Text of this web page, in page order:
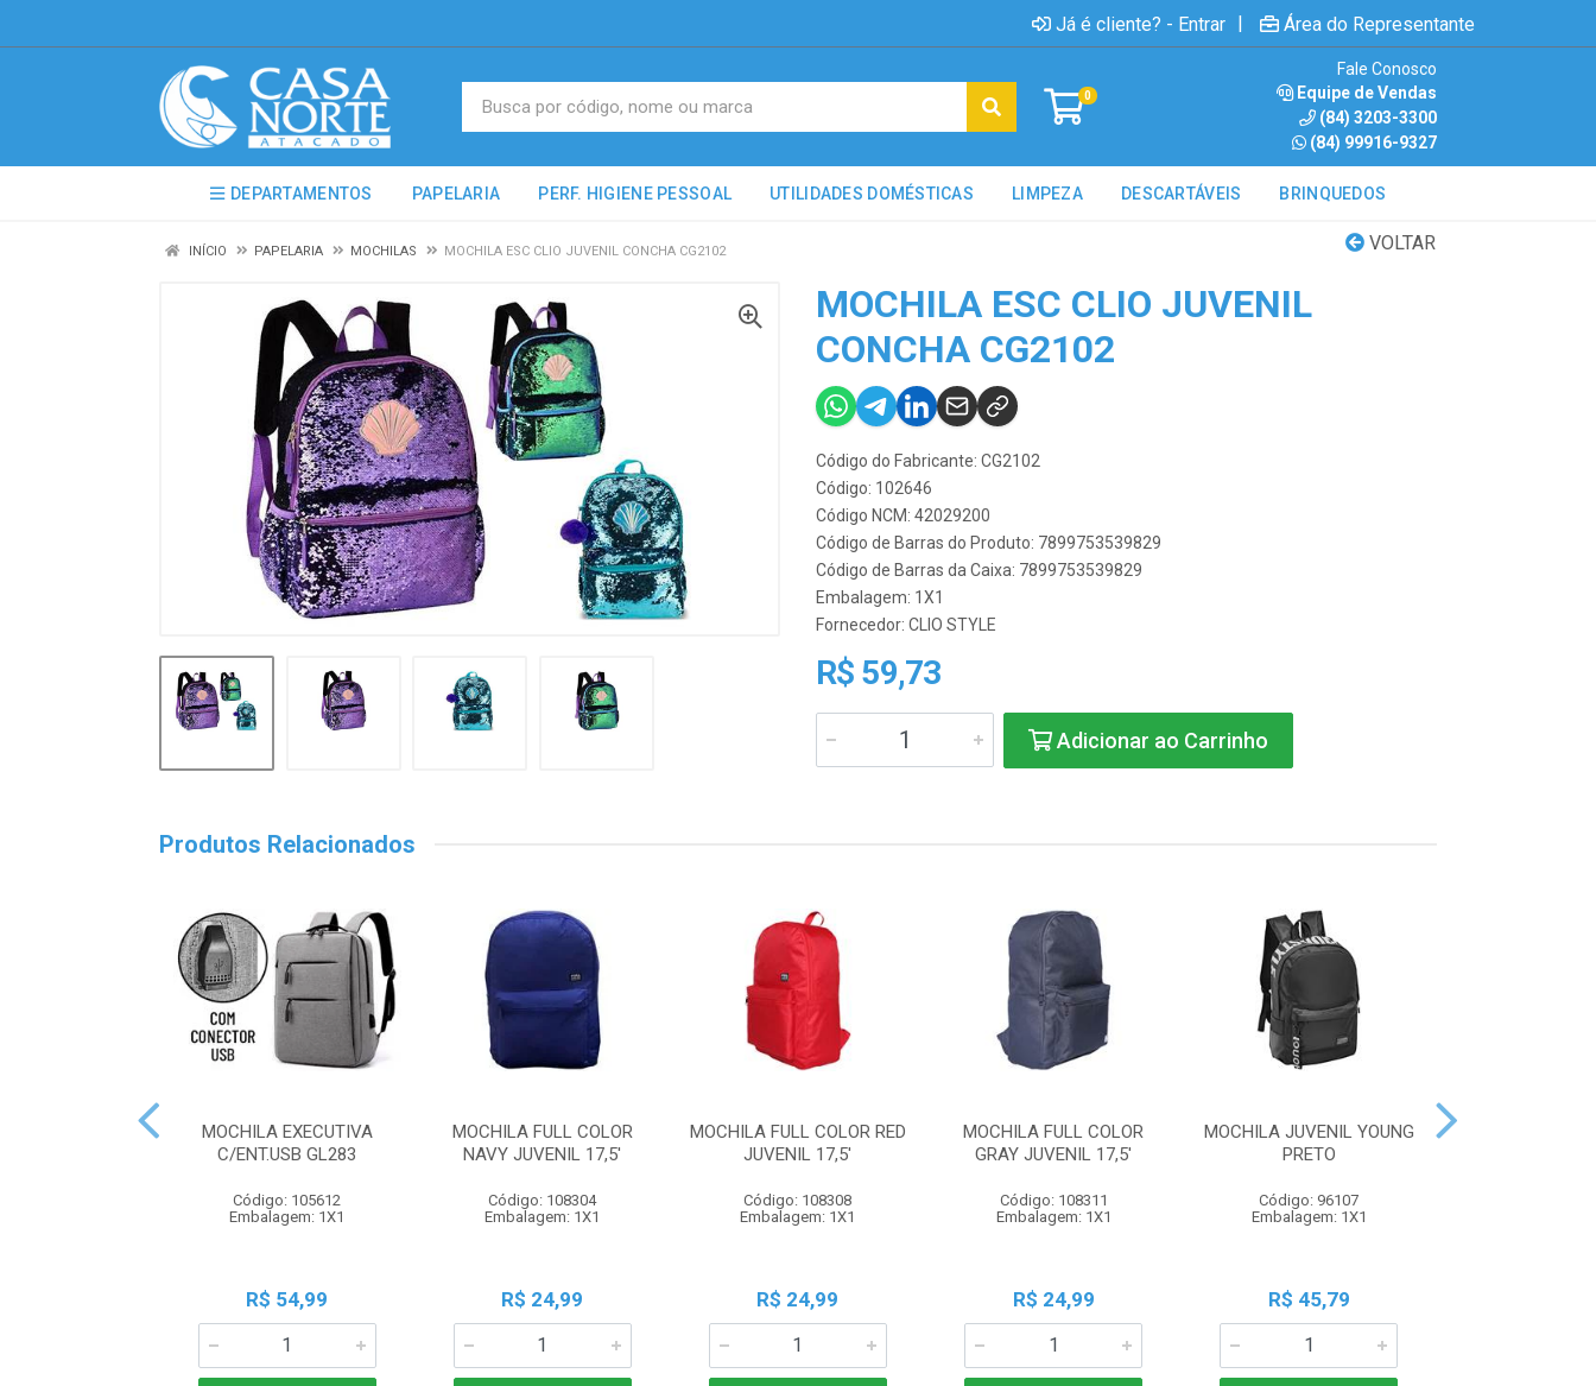
Já é cliente? - Entrar | Área do Representante
0
Fale Conosco
Equipe de Vendas
(84) 3203-3300
(84) 99916-9327
DEPARTAMENTOS PAPELARIA PERF. HIGIENE PESSOAL UTILIDADES DOMÉSTICAS LIMPEZA DESCARTÁVEIS BRINQUEDOS
VOLTAR
INÍCIO PAPELARIA MOCHILAS MOCHILA ESC CLIO JUVENIL CONCHA CG2102
MOCHILA ESC CLIO JUVENIL
CONCHA CG2102
Código do Fabricante: CG2102
Código: 102646
Código NCM: 42029200
Código de Barras do Produto: 7899753539829
Código de Barras da Caixa: 7899753539829
Embalagem: 1X1
Fornecedor: CLIO STYLE
R$ 59,73
Adicionar ao Carrinho
Produtos Relacionados
MOCHILA EXECUTIVA
C/ENT.USB GL283
Código: 105612
Embalagem: 1X1
R$ 54,99
MOCHILA FULL COLOR
NAVY JUVENIL 17,5'
Código: 108304
Embalagem: 1X1
R$ 24,99
MOCHILA FULL COLOR RED
JUVENIL 17,5'
Código: 108308
Embalagem: 1X1
R$ 24,99
MOCHILA FULL COLOR
GRAY JUVENIL 17,5'
Código: 108311
Embalagem: 1X1
R$ 24,99
MOCHILA JUVENIL YOUNG
PRETO
Código: 96107
Embalagem: 1X1
R$ 45,79